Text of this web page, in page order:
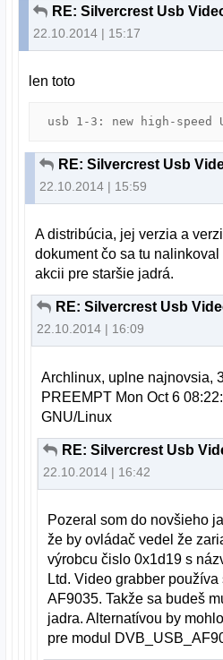
22.10.2014 | 15:17
len toto
usb 1-3: new high-speed
22.10.2014 | 15:59
A distribúcia, jej verzia a
dokument čo sa tu
akcii pre staršie jadrá.
22.10.2014 | 16:09
Archlinux, uplne najnovsia,
PREEMPT Mon Oct 6
GNU/Linux
22.10.2014 | 16:42
Pozeral som do novšieho
že by ovládač vedel že
výrobcu čislo 0x1d19 s
Ltd. Video grabber
AF9035. Takže sa budeš
jadra. Alternatívou by
pre modul